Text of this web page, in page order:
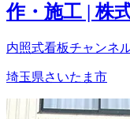
作・施工 | 株
内照式看板チャンネ
埼玉県さいたま市